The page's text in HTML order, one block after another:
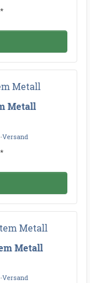
Metall
Versand
Metall
Versand